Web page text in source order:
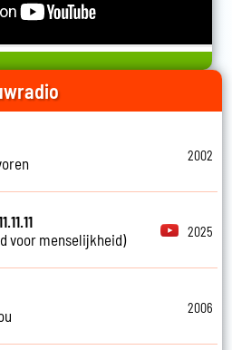
2002
voor menselijkheid)
2025
2006